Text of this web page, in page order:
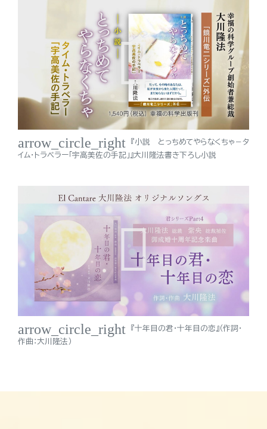
arrow_circle_right
『小説 とっちめてやらなくちゃ－タ
イム・トラベラー「宇高美佐の手記」』大川隆法書き下ろし小説
arrow_circle_right
『十年目の君・十年目の恋』（作詞・
作曲：大川隆法）